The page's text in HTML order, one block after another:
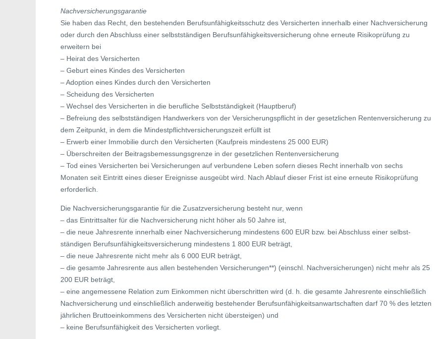
Nachversicherungsgarantie
Sie haben das Recht, den bestehenden Berufsunfähigkeitsschutz des Versicherten innerhalb einer Nachversicherung
oder durch den Abschluss einer selbstständigen Berufsunfähigkeitsversicherung ohne erneute Risikoprüfung zu
erweitern bei
– Heirat des Versicherten
– Geburt eines Kindes des Versicherten
– Adoption eines Kindes durch den Versicherten
– Scheidung des Versicherten
– Wechsel des Versicherten in die berufliche Selbstständigkeit (Hauptberuf)
– Befreiung des selbstständigen Handwerkers von der Versicherungspflicht in der gesetzlichen Rentenversicherung zu
dem Zeitpunkt, in dem die Mindestpflichtversicherungszeit erfüllt ist
– Erwerb einer Immobilie durch den Versicherten (Kaufpreis mindestens 25 000 EUR)
– Überschreiten der Beitragsbemessungsgrenze in der gesetzlichen Rentenversicherung
– Tod eines Versicherten bei Versicherungen auf verbundene Leben sofern dieses Recht innerhalb von sechs
Monaten seit Eintritt eines dieser Ereignisse ausgeübt wird. Nach Ablauf dieser Frist ist eine erneute Risikoprüfung
erforderlich.
Die Nachversicherungsgarantie für die Zusatzversicherung besteht nur, wenn
– das Eintrittsalter für die Nachversicherung nicht höher als 50 Jahre ist,
– die neue Jahresrente innerhalb einer Nachversicherung mindestens 600 EUR bzw. bei Abschluss einer selbst-
ständigen Berufsunfähigkeitsversicherung mindestens 1 800 EUR beträgt,
– die neue Jahresrente nicht mehr als 6 000 EUR beträgt,
– die gesamte Jahresrente aus allen bestehenden Versicherungen**) (einschl. Nachversicherungen) nicht mehr als 25
200 EUR beträgt,
– eine angemessene Relation zum Einkommen nicht überschritten wird (d. h. die gesamte Jahresrente einschließlich
Nachversicherung und einschließlich anderweitig bestehender Berufsunfähigkeitsanwartschaften darf 70 % des letzten
jährlichen Bruttoeinkommens des Versicherten nicht übersteigen) und
– keine Berufsunfähigkeit des Versicherten vorliegt.